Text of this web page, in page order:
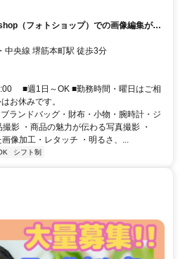
（フォトショップ）での画像編集が得
筋線・中央線 堺筋本町駅 徒歩3分
■週1日～OK ■勤務時間・曜日はご相
お休みです。
ランドバッグ・財布・小物・腕時計・ジ
影 ・商品の魅力が伝わる写真撮影 ・
像加工・レタッチ ・明るさ、...
シフト制